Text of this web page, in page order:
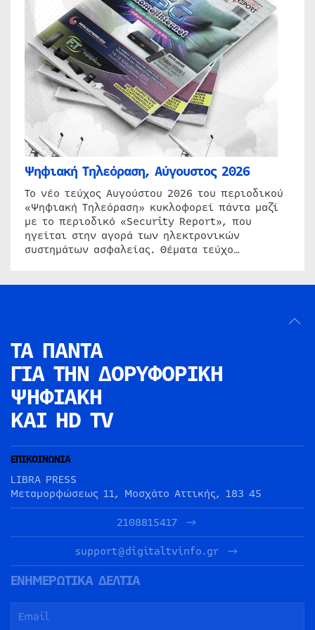
Ψηφιακή Τηλεόραση, Αύγουστος 2026
Το νέο τεύχος Αυγούστου 2026 του περιοδικού
«Ψηφιακή Τηλεόραση» κυκλοφορεί πάντα μαζί
με το περιοδικό «Security Report», που
ηγείται στην αγορά των ηλεκτρονικών
συστημάτων ασφαλείας. Θέματα τεύχο…
ΤΑ ΠΑΝΤΑ
ΓΙΑ ΤΗΝ ΔΟΡΥΦΟΡΙΚΗ
ΨΗΦΙΑΚΗ
ΚΑΙ HD TV
ΕΠΙΚΟΙΝΩΝΙΑ
LIBRA PRESS
Μεταμορφώσεως 11, Μοσχάτο Αττικής, 183 45
2108815417
support@digitaltvinfo.gr
ΕΝΗΜΕΡΩΤΙΚΑ ΔΕΛΤΙΑ